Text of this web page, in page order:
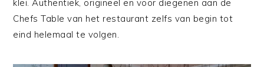
klei. Authentiek, origineel en voor diegenen aan de
Chefs Table van het restaurant zelfs van begin tot
eind helemaal te volgen.